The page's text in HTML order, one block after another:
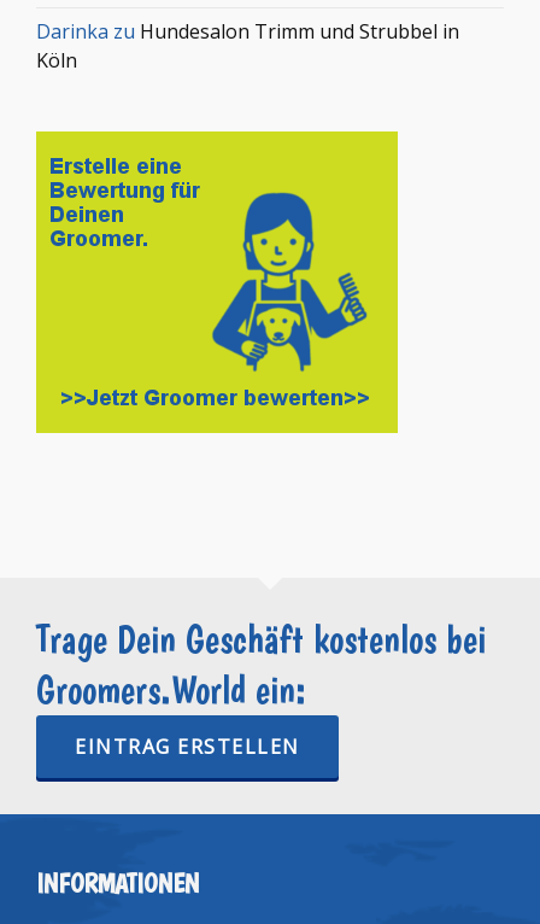
Darinka zu Hundesalon Trimm und Strubbel in
Köln
Trage Dein Geschäft kostenlos bei
Groomers.World ein:
EINTRAG ERSTELLEN
INFORMATIONEN